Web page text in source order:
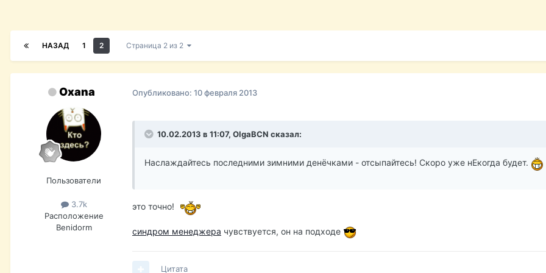
НАЗАД 1 2 Страница 2 из 2
Oxana
Пользователи
3.7k
Расположение
Benidorm
Опубликовано: 10 февраля 2013
10.02.2013 в 11:07, OlgaBCN сказал:
Наслаждайтесь последними зимними денёчками - отсыпайтесь! Скоро уже нЕкогда будет.
это точно!
синдром менеджера чувствуется, он на подходе
Цитата